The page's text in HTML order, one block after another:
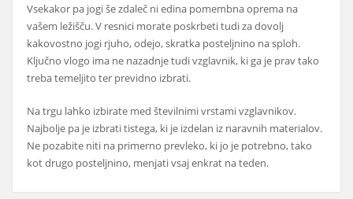
Vsekakor pa jogi še zdaleč ni edina pomembna oprema na
vašem ležišču. V resnici morate poskrbeti tudi za dovolj
kakovostno jogi rjuho, odejo, skratka posteljnino na sploh.
Ključno vlogo ima ne nazadnje tudi vzglavnik, ki ga je prav tako
treba temeljito ter previdno izbrati.
Na trgu lahko izbirate med številnimi vrstami vzglavnikov.
Najbolje pa je izbrati tistega, ki je izdelan iz naravnih materialov.
Ne pozabite niti na primerno prevleko, ki jo je potrebno, tako
kot drugo posteljnino, menjati vsaj enkrat na teden.